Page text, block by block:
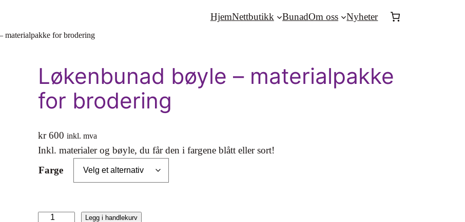
HjemNettbutikk BunadOm oss Nyheter
materialpakke for brodering
Løkenbunad bøyle – materialpakke
for brodering
kr600 inkl. mva
Inkl. materialer og bøyle, du får den i fargene blått eller sort!
Farge
Legg i handlekurv